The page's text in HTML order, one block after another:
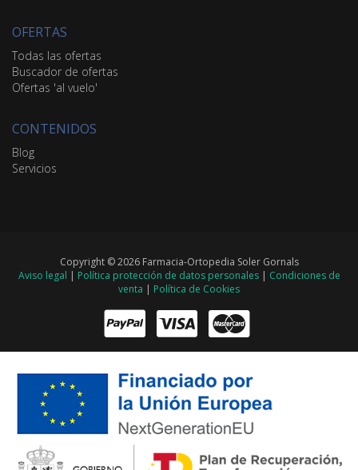
OFERTAS
Todas las ofertas
Buscador de ofertas
Ofertas 'al vuelo'
CONTENIDOS
Blog
Servicios
Copyright © 2026 Farmacia-Ortopedia Soler Gornals
Aviso legal | Política protección de datos personales| Condiciones de
venta | Política de Cookies